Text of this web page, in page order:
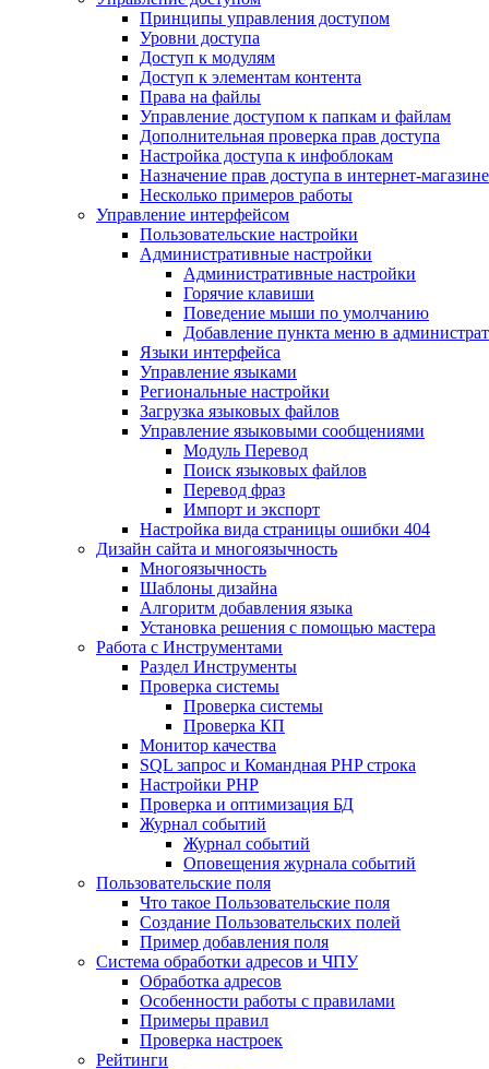
Принципы управления доступом
Уровни доступа
Доступ к модулям
Доступ к элементам контента
Права на файлы
Управление доступом к папкам и файлам
Дополнительная проверка прав доступа
Настройка доступа к инфоблокам
Назначение прав доступа в интернет-магазине
Несколько примеров работы
Управление интерфейсом
Пользовательские настройки
Административные настройки
Административные настройки
Горячие клавиши
Поведение мыши по умолчанию
Добавление пункта меню в
Языки интерфейса
Управление языками
Региональные настройки
Загрузка языковых файлов
Управление языковыми сообщениями
Mодуль Перевод
Поиск языковых файлов
Перевод фраз
Импорт и экспорт
Настройка вида страницы ошибки 404
Дизайн сайта и многоязычность
Многоязычность
Шаблоны дизайна
Алгоритм добавления языка
Установка решения с помощью мастера
Работа с Инструментами
Раздел Инструменты
Проверка системы
Проверка системы
Проверка КП
Монитор качества
SQL запрос и Командная PHP строка
Настройки PHP
Проверка и оптимизация БД
Журнал событий
Журнал событий
Оповещения журнала событий
Пользовательские поля
Что такое Пользовательские поля
Создание Пользовательских полей
Пример добавления поля
Система обработки адресов и ЧПУ
Обработка адресов
Особенности работы с правилами
Примеры правил
Проверка настроек
Рейтинги